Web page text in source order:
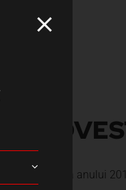
“In vara anului